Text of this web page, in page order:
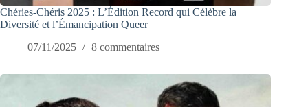
Chéries-Chéris 2025 : L’Édition Record qui Célèbre la
Diversité et l’Émancipation Queer
07/11/2025
8 commentaires